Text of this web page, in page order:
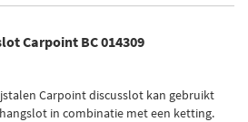
Carpoint BC 014309
Carpoint discusslot kan gebruikt
in combinatie met een ketting.